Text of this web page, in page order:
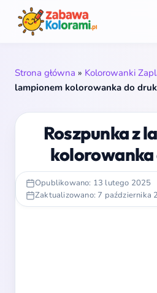
Strona główna » Kolorowanki
lampionem kolorowanka do
Roszpunka z
kolorowanka
Opublikowano: 13 lutego 2025
Zaktualizowano: 7 października